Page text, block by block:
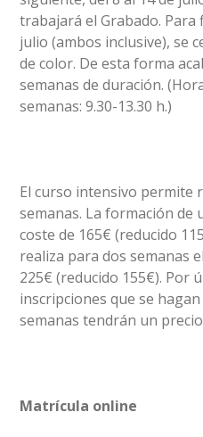
trabajará el Grabado. Para
julio (ambos inclusive), se
de color. De esta forma
semanas de duración.
semanas: 9.30-13.30 h.)
El curso intensivo permite
semanas. La formación de
coste de 165€ (reducido
realiza para dos semanas
225€ (reducido 155€). Por
inscripciones que se
semanas tendrán un
Matrícula online